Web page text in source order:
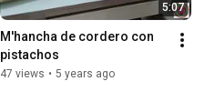
5:07
M'hancha de cordero con
pistachos
47 views • 5 years ago